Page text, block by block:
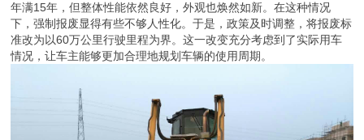
年满15年，但整体性能依然良好，外观也焕然如新。在这种情况
下，强制报废显得有些不够人性化。于是，政策及时调整，将报废标
准改为以60万公里行驶里程为界。这一改变充分考虑到了实际用车
情况，让车主能够更加合理地规划车辆的使用周期。